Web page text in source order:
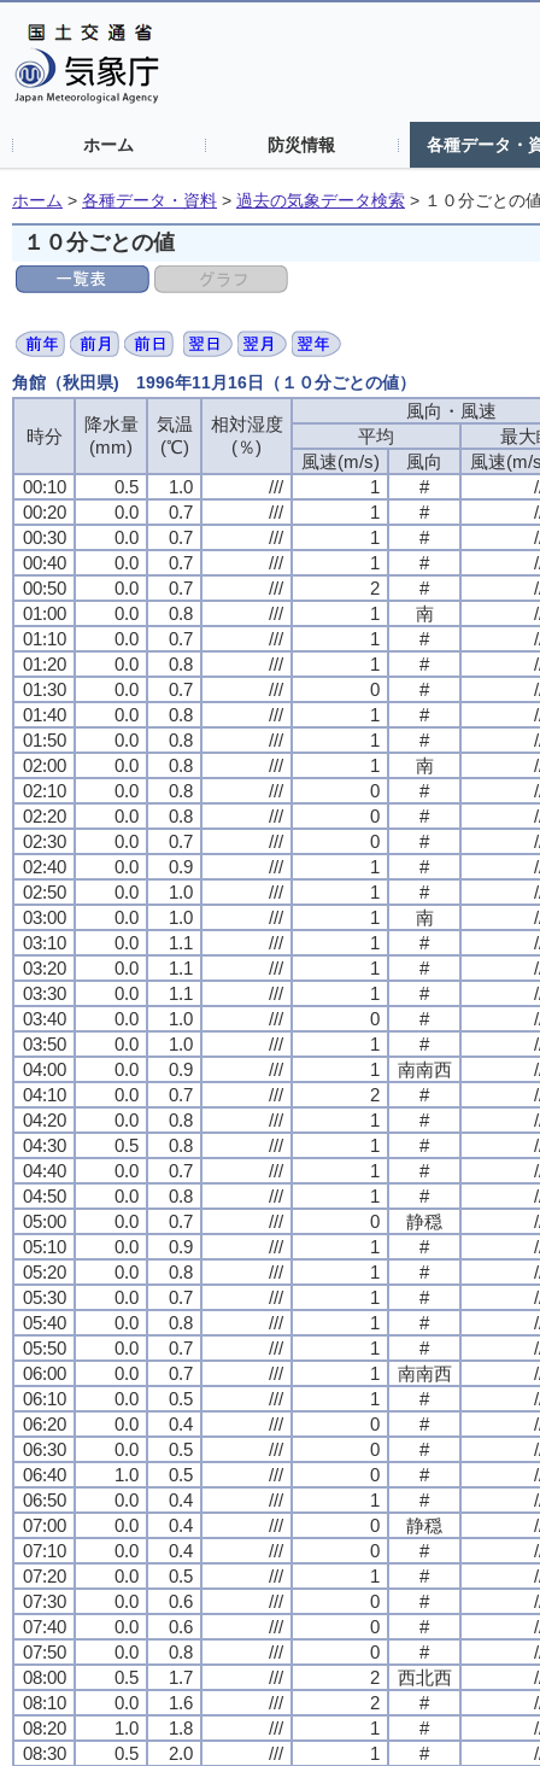
ホーム 防災情報 各種データ・
ホーム > 各種データ・資料 > 過去の気象データ検索 > １０分ごとの
１０分ごとの値
角館（秋田県) 1996年11月16日（１０分ごとの値）
時分
降水量
(mm)
気温
(℃)
相対湿度
(％)
風向・風速
平均
最大
風速(m/s)
風向
風速(m/
00:10
0.5 1.0 /// 1 #
00:20
0.0 0.7 /// 1 #
00:30
0.0 0.7 /// 1 #
00:40
0.0 0.7 /// 1 #
00:50
0.0 0.7 /// 2 #
01:00
0.0 0.8 /// 1 南
01:10
0.0 0.7 /// 1 #
01:20
0.0 0.8 /// 1 #
01:30
0.0 0.7 /// 0 #
01:40
0.0 0.8 /// 1 #
01:50
0.0 0.8 /// 1 #
02:00
0.0 0.8 /// 1 南
02:10
0.0 0.8 /// 0 #
02:20
0.0 0.8 /// 0 #
02:30
0.0 0.7 /// 0 #
02:40
0.0 0.9 /// 1 #
02:50
0.0 1.0 /// 1 #
03:00
0.0 1.0 /// 1 南
03:10
0.0 1.1 /// 1 #
03:20
0.0 1.1 /// 1 #
03:30
0.0 1.1 /// 1 #
03:40
0.0 1.0 /// 0 #
03:50
0.0 1.0 /// 1 #
04:00
0.0 0.9 /// 1 南南西
04:10
0.0 0.7 /// 2 #
04:20
0.0 0.8 /// 1 #
04:30
0.5 0.8 /// 1 #
04:40
0.0 0.7 /// 1 #
04:50
0.0 0.8 /// 1 #
05:00
0.0 0.7 /// 0 静穏
05:10
0.0 0.9 /// 1 #
05:20
0.0 0.8 /// 1 #
05:30
0.0 0.7 /// 1 #
05:40
0.0 0.8 /// 1 #
05:50
0.0 0.7 /// 1 #
06:00
0.0 0.7 /// 1 南南西
06:10
0.0 0.5 /// 1 #
06:20
0.0 0.4 /// 0 #
06:30
0.0 0.5 /// 0 #
06:40
1.0 0.5 /// 0 #
06:50
0.0 0.4 /// 1 #
07:00
0.0 0.4 /// 0 静穏
07:10
0.0 0.4 /// 0 #
07:20
0.0 0.5 /// 1 #
07:30
0.0 0.6 /// 0 #
07:40
0.0 0.6 /// 0 #
07:50
0.0 0.8 /// 0 #
08:00
0.5 1.7 /// 2 西北西
08:10
0.0 1.6 /// 2 #
08:20
1.0 1.8 /// 1 #
08:30
0.5 2.0 /// 1 #